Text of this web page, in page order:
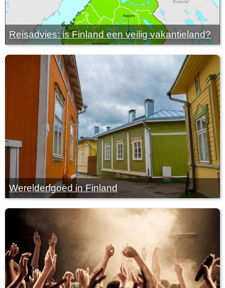
Reisadvies: is Finland een veilig vakantieland?
Werelderfgoed in Finland